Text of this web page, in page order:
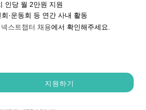
인당 월 2만원 지원
·운동회 등 연간 사내 활동
넥스트챕터 채용에서 확인해주세요.
지원하기